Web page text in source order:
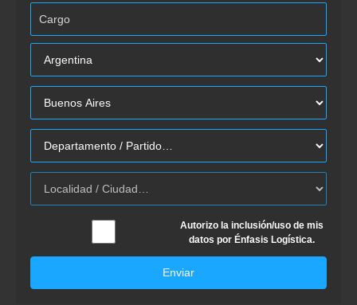
Autorizo la inclusión/uso de mis
datos por Énfasis Logística.
Enviar